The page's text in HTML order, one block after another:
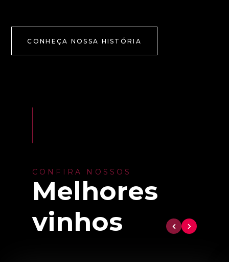
CONHEÇA NOSSA HISTÓRIA
CONFIRA NOSSOS
Melhores
vinhos